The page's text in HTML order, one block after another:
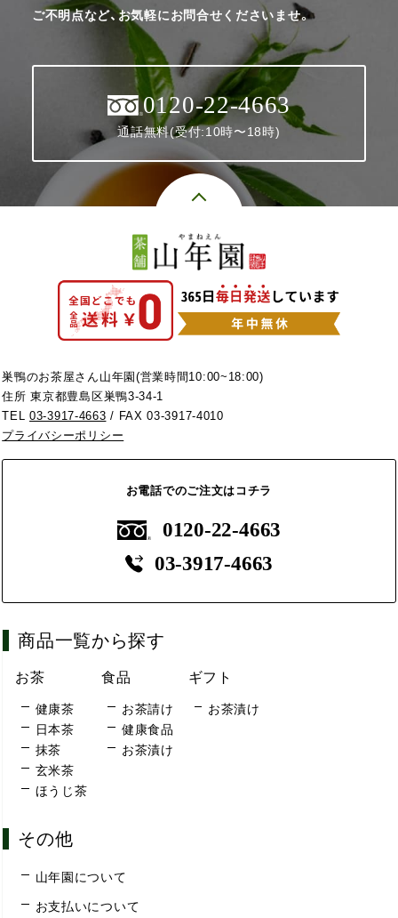
ご不明点など、お気軽にお問合せくださいませ。
0120-22-4663
通話無料(受付:10時〜18時)
巣鴨のお茶屋さん山年園(営業時間10:00~18:00)
住所 東京都豊島区巣鴨3-34-1
TEL03-3917-4663 / FAX 03-3917-4010
プライバシーポリシー
お電話でのご注文はコチラ
0120-22-4663
03-3917-4663
商品一覧から探す
お茶
健康茶
日本茶
抹茶
玄米茶
ほうじ茶
食品
お茶請け
健康食品
お茶漬け
ギフト
お茶漬け
その他
山年園について
お支払いについて